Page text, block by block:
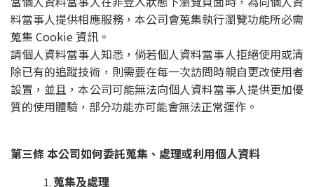
料當事人提供相應服務，本公司會蒐集執行瀏覽功能所必需
蒐集 Cookie 資訊。
請個人資料當事人知悉，倘若個人資料當事人拒絕使用或清
除已有的追蹤技術，則需要在每一次訪問時親自更改使用者
設置，並且，本公司可能無法向個人資料當事人提供更加優
質的使用體驗，部分功能亦可能會無法正常運作。
第三條 本公司如何委託蒐集、處理或利用個人資料
蒐集及處理